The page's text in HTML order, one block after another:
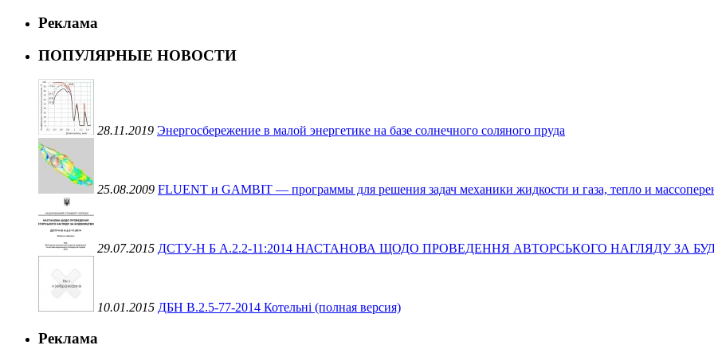
Реклама
ПОПУЛЯРНЫЕ НОВОСТИ
28.11.2019 Энергосбережение в малой энергетике на базе солнечного соляного пруда
25.08.2009 FLUENT и GAMBIT — программы для решения задач механики жидкости и газа, тепло и
29.07.2015 ДСТУ-Н Б А.2.2-11:2014 НАСТАНОВА ЩОДО ПРОВЕДЕННЯ АВТОРСЬКОГО НАГЛЯДУ ЗА
10.01.2015 ДБН В.2.5-77-2014 Котельні (полная версия)
Реклама